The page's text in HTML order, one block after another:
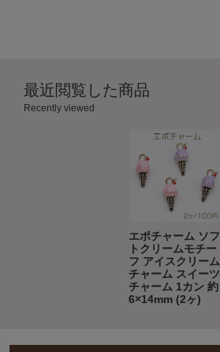
最近閲覧した商品
Recently viewed
エポチャーム ソフ
トクリームモチー
フ アイスクリーム
チャーム スイーツ
チャーム 1カン 約
6×14mm (2ヶ)